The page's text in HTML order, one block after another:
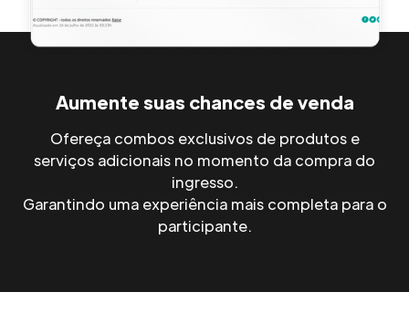
Aumente suas chances de venda
Ofereça combos exclusivos de produtos e
serviços adicionais no momento da compra do
ingresso.
Garantindo uma experiência mais completa para o
participante.